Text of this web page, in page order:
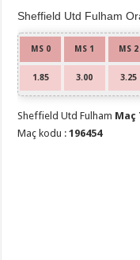
Sheffield Utd Fulham
MS 0 MS 1 MS 2
1.85 3.00 3.25
Sheffield Utd Fulham Maç
Maç kodu :196454